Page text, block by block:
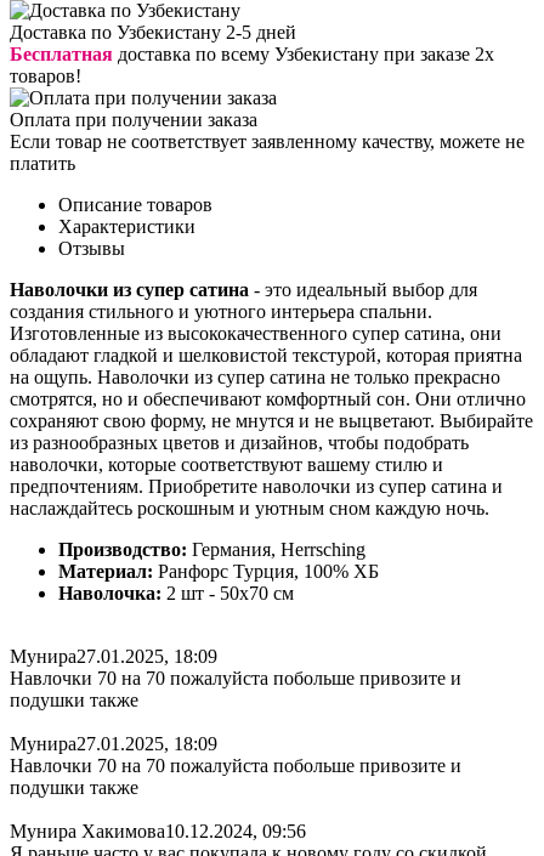
Доставка по Узбекистану 2-5 дней
Бесплатная доставка по всему Узбекистану при заказе 2х
товаров!
Оплата при получении заказа
Если товар не соответствует заявленному качеству, можете не
платить
Описание товаров
Характеристики
Отзывы
Наволочки из супер сатина - это идеальный выбор для
создания стильного и уютного интерьера спальни.
Изготовленные из высококачественного супер сатина, они
обладают гладкой и шелковистой текстурой, которая приятна
на ощупь. Наволочки из супер сатина не только прекрасно
смотрятся, но и обеспечивают комфортный сон. Они отлично
сохраняют свою форму, не мнутся и не выцветают. Выбирайте
из разнообразных цветов и дизайнов, чтобы подобрать
наволочки, которые соответствуют вашему стилю и
предпочтениям. Приобретите наволочки из супер сатина и
наслаждайтесь роскошным и уютным сном каждую ночь.
Производство: Германия, Herrsching
Материал: Ранфорс Турция, 100% ХБ
Наволочка: 2 шт - 50x70 см
Мунира27.01.2025, 18:09
Навлочки 70 на 70 пожалуйста побольше привозите и
подушки также
Мунира27.01.2025, 18:09
Навлочки 70 на 70 пожалуйста побольше привозите и
подушки также
Мунира Хакимова10.12.2024, 09:56